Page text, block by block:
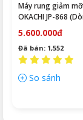
Máy rung giảm
OKACHI JP-868
5.600.000đ
Đã bán: 1,552
So sánh